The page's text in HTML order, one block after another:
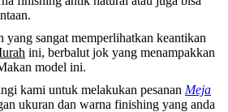
sangat memperlihatkan keantikan
ini, berbalut jok yang menampakkan
model ini.
kami untuk melakukan pesanan Meja
ukuran dan warna finishing yang anda